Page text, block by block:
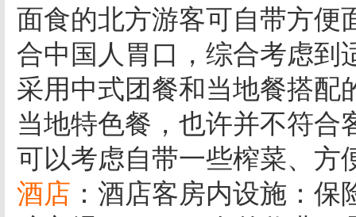
面食的北方游客可自带方便
合中国人胃口，综合考虑到
采用中式团餐和当地餐搭配
当地特色餐，也许并不符合
可以考虑自带一些榨菜、方
酒店 ：酒店客房内设施：